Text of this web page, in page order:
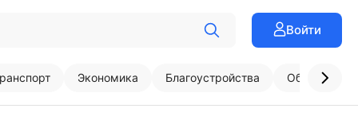
Войти
Экономика Благоустройства